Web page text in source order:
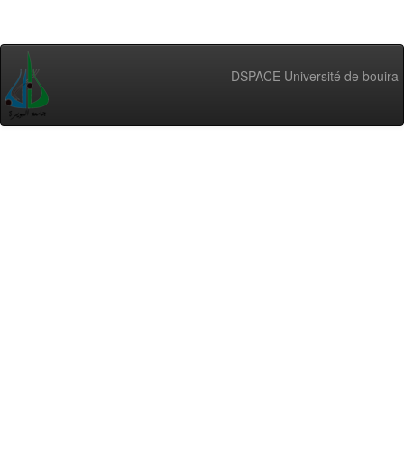
DSPACE Université de bouira